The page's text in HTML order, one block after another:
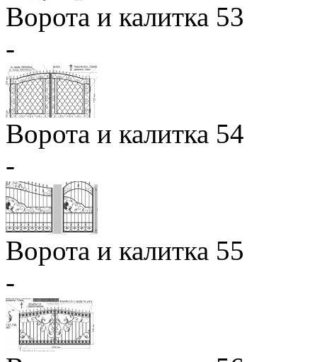
Ворота и калитка 53
-
Ворота и калитка 54
-
Ворота и калитка 55
-